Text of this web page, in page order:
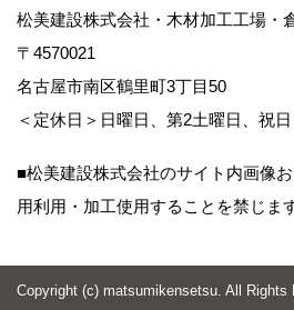
松美建設株式会社・木材加工工場・
〒4570021
名古屋市南区鶴里町3丁目50
＜定休日＞日曜日、第2土曜日、祝日
■松美建設株式会社のサイト内画像
用利用・加工使用することを禁じます
Copyright (c) matsumikensetsu. All Rights